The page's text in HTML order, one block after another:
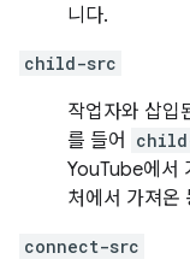
니다.
child-src
작업자와 삽입
를 들어
YouTube에서
처에서 가져온
connect-src